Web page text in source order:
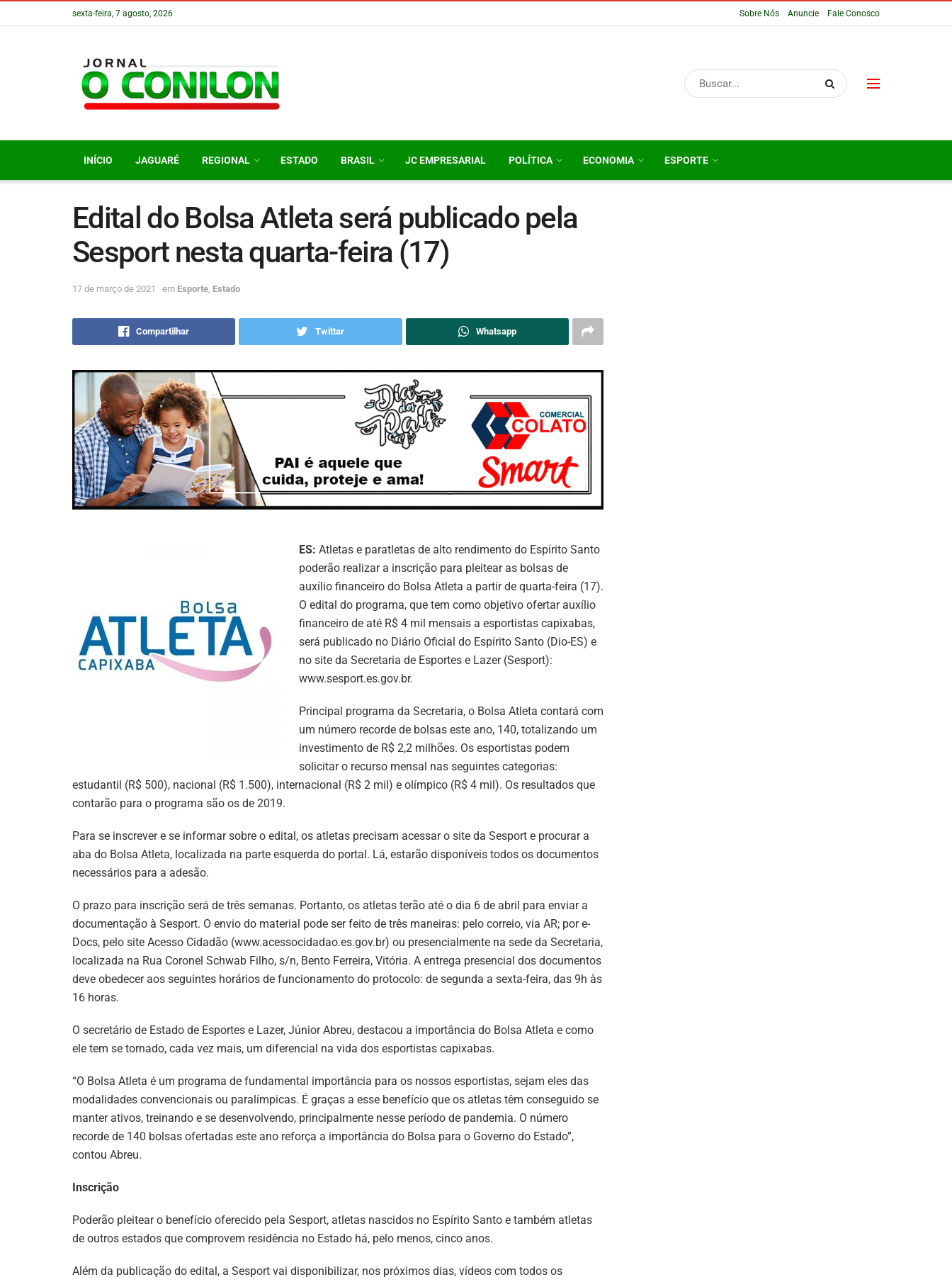
sexta-feira, 7 agosto, 2026 Sobre Nós Anuncie Fale Conosco
INÍCIO JAGUARÉ REGIONAL ESTADO BRASIL JC EMPRESARIAL POLÍTICA ECONOMIA ESPORTE
Edital do Bolsa Atleta será publicado pela
Sesport nesta quarta-feira (17)
17 de março de 2021 em Esporte Estado
Compartilhar Twittar Whatsapp
ES: Atletas e paratletas de alto rendimento do Espírito Santo
poderão realizar a inscrição para pleitear as bolsas de
auxílio financeiro do Bolsa Atleta a partir de quarta-feira (17).
O edital do programa, que tem como objetivo ofertar auxílio
financeiro de até R$ 4 mil mensais a esportistas capixabas,
será publicado no Diário Oficial do Espírito Santo (Dio-ES) e
no site da Secretaria de Esportes e Lazer (Sesport):
www.sesport.es.gov.br.
Principal programa da Secretaria, o Bolsa Atleta contará com
um número recorde de bolsas este ano, 140, totalizando um
investimento de R$ 2,2 milhões. Os esportistas podem
solicitar o recurso mensal nas seguintes categorias:
estudantil (R$ 500), nacional (R$ 1.500), internacional (R$ 2 mil) e olímpico (R$ 4 mil). Os resultados que
contarão para o programa são os de 2019.
Para se inscrever e se informar sobre o edital, os atletas precisam acessar o site da Sesport e procurar a
aba do Bolsa Atleta, localizada na parte esquerda do portal. Lá, estarão disponíveis todos os documentos
necessários para a adesão.
O prazo para inscrição será de três semanas. Portanto, os atletas terão até o dia 6 de abril para enviar a
documentação à Sesport. O envio do material pode ser feito de três maneiras: pelo correio, via AR; por e-
Docs, pelo site Acesso Cidadão (www.acessocidadao.es.gov.br) ou presencialmente na sede da Secretaria,
localizada na Rua Coronel Schwab Filho, s/n, Bento Ferreira, Vitória. A entrega presencial dos documentos
deve obedecer aos seguintes horários de funcionamento do protocolo: de segunda a sexta-feira, das 9h às
16 horas.
O secretário de Estado de Esportes e Lazer, Júnior Abreu, destacou a importância do Bolsa Atleta e como
ele tem se tornado, cada vez mais, um diferencial na vida dos esportistas capixabas.
“O Bolsa Atleta é um programa de fundamental importância para os nossos esportistas, sejam eles das
modalidades convencionais ou paralímpicas. É graças a esse benefício que os atletas têm conseguido se
manter ativos, treinando e se desenvolvendo, principalmente nesse período de pandemia. O número
recorde de 140 bolsas ofertadas este ano reforça a importância do Bolsa para o Governo do Estado”,
contou Abreu.
Inscrição
Poderão pleitear o benefício oferecido pela Sesport, atletas nascidos no Espírito Santo e também atletas
de outros estados que comprovem residência no Estado há, pelo menos, cinco anos.
Além da publicação do edital, a Sesport vai disponibilizar, nos próximos dias, vídeos com todos os